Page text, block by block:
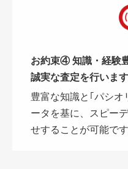
お約束④ 知識・経験
誠実な査定を行います
豊富な知識と｢パシ
ータを基に、スピー
せすることが可能です